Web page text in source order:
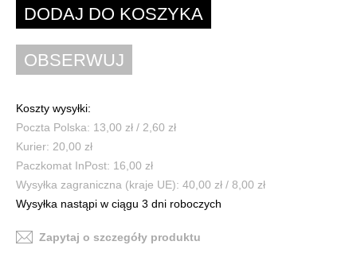
Koszty wysyłki:
Poczta Polska: 13,00 zł / 2,60 zł
Kurier: 20,00 zł
Paczkomat InPost: 16,00 zł
Wysyłka zagraniczna (kraje UE): 40,00 zł / 8,00 zł
Wysyłka nastąpi w ciągu 3 dni roboczych
Zapytaj o szczegóły produktu